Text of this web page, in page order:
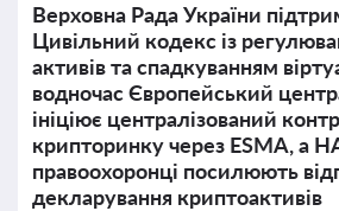
Верховна Рада України
Цивільний кодекс із
активів та спадкуванням
водночас Європейський
ініціює централізований
крипторинку через ESMA, а
правоохоронці посилюють
декларування криптоактивів